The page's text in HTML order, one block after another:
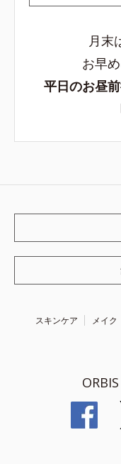
月末
お早
平日のお昼
スキンケア メイク